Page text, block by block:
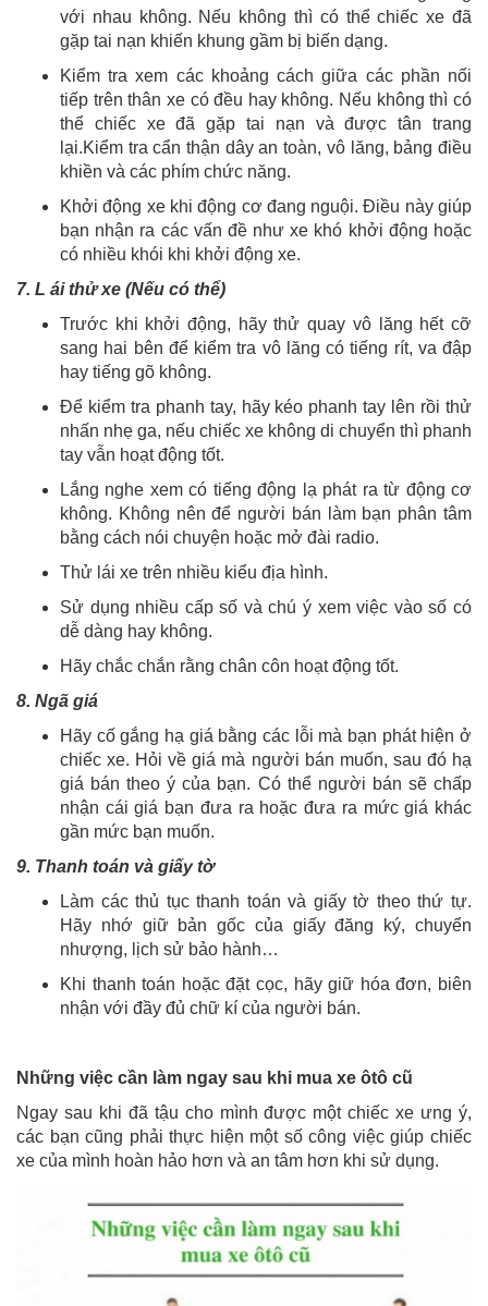
với nhau không. Nếu không thì có thể chiếc xe đã
gặp tai nạn khiến khung gầm bị biến dạng.
Kiểm tra xem các khoảng cách giữa các phần nối
tiếp trên thân xe có đều hay không. Nếu không thì có
thể chiếc xe đã gặp tai nạn và được tân trang
lại.Kiểm tra cẩn thận dây an toàn, vô lăng, bảng điều
khiền và các phím chức năng.
Khởi động xe khi động cơ đang nguội. Điều này giúp
bạn nhận ra các vấn đề như xe khó khởi động hoặc
có nhiều khói khi khởi động xe.
7. L ái thử xe (Nếu có thể)
Trước khi khởi động, hãy thử quay vô lăng hết cỡ
sang hai bên để kiểm tra vô lăng có tiếng rít, va đập
hay tiếng gõ không.
Để kiểm tra phanh tay, hãy kéo phanh tay lên rồi thử
nhấn nhẹ ga, nếu chiếc xe không di chuyển thì phanh
tay vẫn hoạt động tốt.
Lắng nghe xem có tiếng động lạ phát ra từ động cơ
không. Không nên để người bán làm bạn phân tâm
bằng cách nói chuyện hoặc mở đài radio.
Thử lái xe trên nhiều kiểu địa hình.
Sử dụng nhiều cấp số và chú ý xem việc vào số có
dễ dàng hay không.
Hãy chắc chắn rằng chân côn hoạt động tốt.
8. Ngã giá
Hãy cố gắng hạ giá bằng các lỗi mà bạn phát hiện ở
chiếc xe. Hỏi về giá mà người bán muốn, sau đó hạ
giá bán theo ý của bạn. Có thể người bán sẽ chấp
nhận cái giá bạn đưa ra hoặc đưa ra mức giá khác
gần mức bạn muốn.
9. Thanh toán và giấy tờ
Làm các thủ tục thanh toán và giấy tờ theo thứ tự.
Hãy nhớ giữ bản gốc của giấy đăng ký, chuyển
nhượng, lịch sử bảo hành…
Khi thanh toán hoặc đặt cọc, hãy giữ hóa đơn, biên
nhận với đầy đủ chữ kí của người bán.
Những việc cần làm ngay sau khi mua xe ôtô cũ
Ngay sau khi đã tậu cho mình được một chiếc xe ưng ý,
các bạn cũng phải thực hiện một số công việc giúp chiếc
xe của mình hoàn hảo hơn và an tâm hơn khi sử dụng.